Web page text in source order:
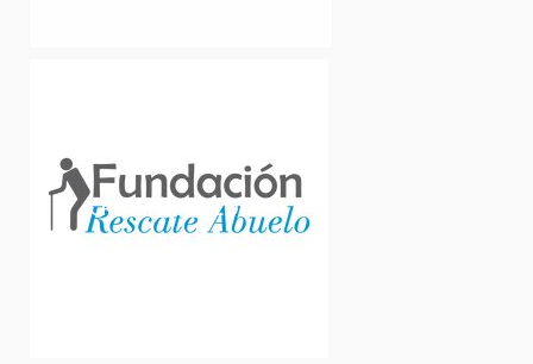
LOGO
CREACIÓN DE LOGO